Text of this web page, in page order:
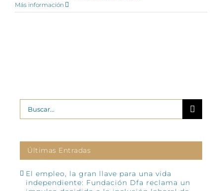
Más información
Buscar:
Últimas Entradas
El empleo, la gran llave para una vida
independiente: Fundación Dfa reclama un